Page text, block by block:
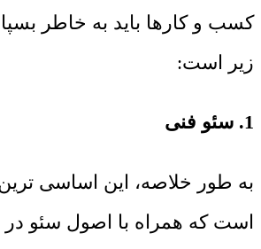
کسب و کارها باید به خاطر
زیر است:
1. سئو فنی
به طور خلاصه، این اساسی
است که همراه با اصول سئو در